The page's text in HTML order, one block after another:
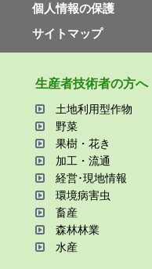
個⼈情報の保護
サイトマップ
⽣産者技術者の⽅へ
⼟地利⽤型作物
野菜
果樹・花き
加⼯・流通
経営･現地情報
環境病害⾍
畜産
森林林業
⽔産